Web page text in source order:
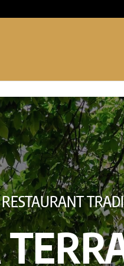
La Terrasse St Pierre
RESTAURANT